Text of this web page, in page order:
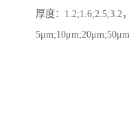
厚度：1.2;1.6;2.5;3.2